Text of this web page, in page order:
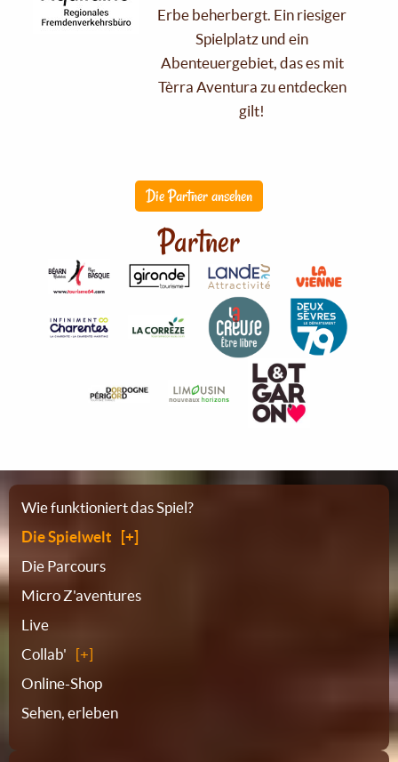
Erbe beherbergt. Ein riesiger
Spielplatz und ein
Abenteuergebiet, das es mit
Tèrra Aventura zu entdecken
gilt!
Die Partner ansehen
Partner
Sitemap
Wie funktioniert das Spiel?
Die Spielwelt
Die Parcours
Micro Z'aventures
Live
Collab'
Online-Shop
Sehen, erleben